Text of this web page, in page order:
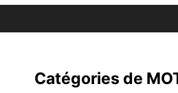
Catégories de